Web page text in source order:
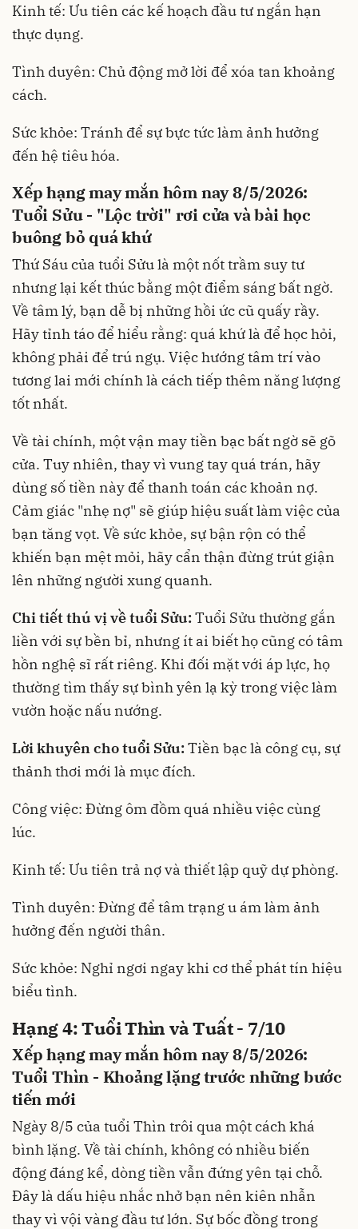
Kinh tế: Ưu tiên các kế hoạch đầu tư ngắn hạn
thực dụng.
Tình duyên: Chủ động mở lời để xóa tan khoảng
cách.
Sức khỏe: Tránh để sự bực tức làm ảnh hưởng
đến hệ tiêu hóa.
Xếp hạng may mắn hôm nay 8/5/2026:
Tuổi Sửu - "Lộc trời" rơi cửa và bài học
buông bỏ quá khứ
Thứ Sáu của tuổi Sửu là một nốt trầm suy tư
nhưng lại kết thúc bằng một điểm sáng bất ngờ.
Về tâm lý, bạn dễ bị những hồi ức cũ quấy rầy.
Hãy tỉnh táo để hiểu rằng: quá khứ là để học hỏi,
không phải để trú ngụ. Việc hướng tâm trí vào
tương lai mới chính là cách tiếp thêm năng lượng
tốt nhất.
Về tài chính, một vận may tiền bạc bất ngờ sẽ gõ
cửa. Tuy nhiên, thay vì vung tay quá trán, hãy
dùng số tiền này để thanh toán các khoản nợ.
Cảm giác "nhẹ nợ" sẽ giúp hiệu suất làm việc của
bạn tăng vọt. Về sức khỏe, sự bận rộn có thể
khiến bạn mệt mỏi, hãy cẩn thận đừng trút giận
lên những người xung quanh.
Chi tiết thú vị về tuổi Sửu:Tuổi Sửu thường gắn
liền với sự bền bỉ, nhưng ít ai biết họ cũng có tâm
hồn nghệ sĩ rất riêng. Khi đối mặt với áp lực, họ
thường tìm thấy sự bình yên lạ kỳ trong việc làm
vườn hoặc nấu nướng.
Lời khuyên cho tuổi Sửu:Tiền bạc là công cụ, sự
thảnh thơi mới là mục đích.
Công việc: Đừng ôm đồm quá nhiều việc cùng
lúc.
Kinh tế: Ưu tiên trả nợ và thiết lập quỹ dự phòng.
Tình duyên: Đừng để tâm trạng u ám làm ảnh
hưởng đến người thân.
Sức khỏe: Nghỉ ngơi ngay khi cơ thể phát tín hiệu
biểu tình.
Hạng 4: Tuổi Thìn và Tuất - 7/10
Xếp hạng may mắn hôm nay 8/5/2026:
Tuổi Thìn - Khoảng lặng trước những bước
tiến mới
Ngày 8/5 của tuổi Thìn trôi qua một cách khá
bình lặng. Về tài chính, không có nhiều biến
động đáng kể, dòng tiền vẫn đứng yên tại chỗ.
Đây là dấu hiệu nhắc nhở bạn nên kiên nhẫn
thay vì vội vàng đầu tư lớn. Sự bốc đồng trong